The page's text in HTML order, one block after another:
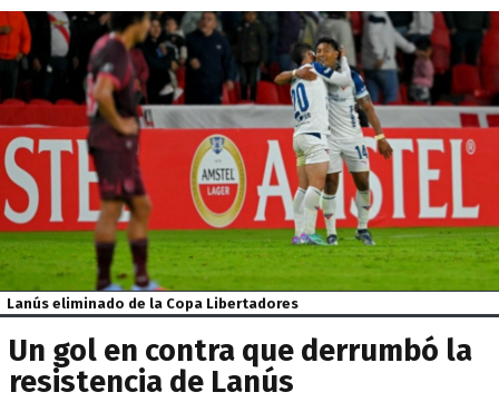
Lanús eliminado de la Copa Libertadores
Un gol en contra que derrumbó la
resistencia de Lanús